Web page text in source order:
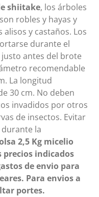
shiitake, los árboles
robles y hayas y
y castaños. Los
durante el
antes del brote
recomendable
La longitud
30 cm. No deben
invadidos por otros
de insectos. Evitar
la
2,5 Kg micelio
precios indicados
de envio para
Para envios a
portes.